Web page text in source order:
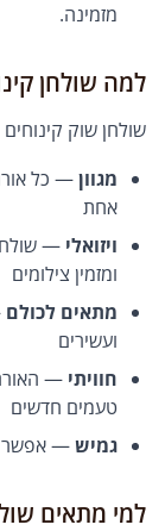
מזמינה.
למה שולחן
שולחן שוק
מגוון— כל
אחת
ויזואלי —
ומזמין צילומים
מתאים לכולם
ועשירים
חוויתי —
טעמים חדשים
גמיש— אפשר
למי מתאים